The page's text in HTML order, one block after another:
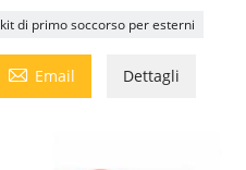
kit di primo soccorso per esterni
 Email Dettagli